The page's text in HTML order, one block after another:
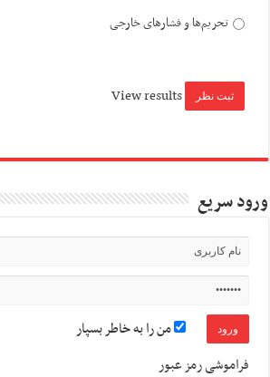
تحریم‌ها و فشارهای خارجی
View results
ورود سریع
من را به خاطر بسپار
فراموشی رمز عبور